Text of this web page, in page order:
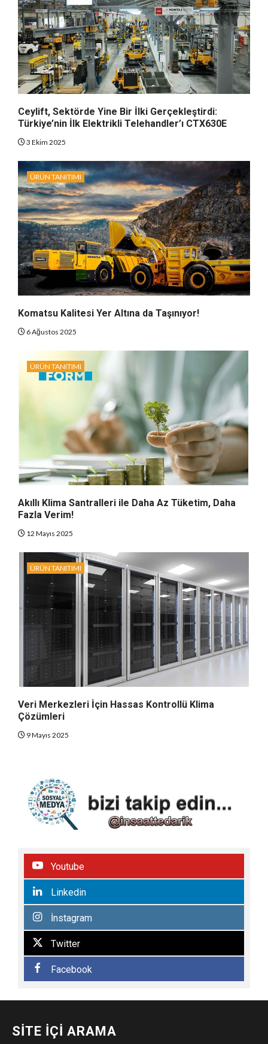
Ceylift, Sektörde Yine Bir İlki Gerçekleştirdi:
Türkiye’nin İlk Elektrikli Telehandler’ı CTX630E
3 Ekim 2025
ÜRÜN TANITIMI
Komatsu Kalitesi Yer Altına da Taşınıyor!
6 Ağustos 2025
ÜRÜN TANITIMI
Akıllı Klima Santralleri ile Daha Az Tüketim, Daha
Fazla Verim!
12 Mayıs 2025
ÜRÜN TANITIMI
Veri Merkezleri İçin Hassas Kontrollü Klima
Çözümleri
9 Mayıs 2025
Youtube
Linkedin
İnstagram
Twitter
Facebook
SITE İÇI ARAMA